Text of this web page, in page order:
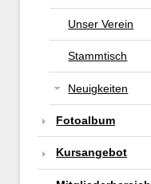
Unser Verein
Stammtisch
Neuigkeiten
Fotoalbum
Kursangebot